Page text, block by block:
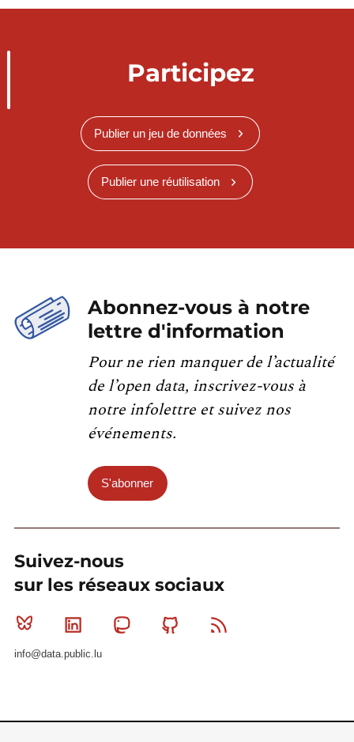
Participez
Publier un jeu de données
Publier une réutilisation
Abonnez-vous à notre
lettre d'information
Pour ne rien manquer de l’actualité
de l’open data, inscrivez-vous à
notre infolettre et suivez nos
événements.
S'abonner
Suivez-nous
sur les réseaux sociaux
Bluesky Linkedin MastodonGithub
info@data.public.lu